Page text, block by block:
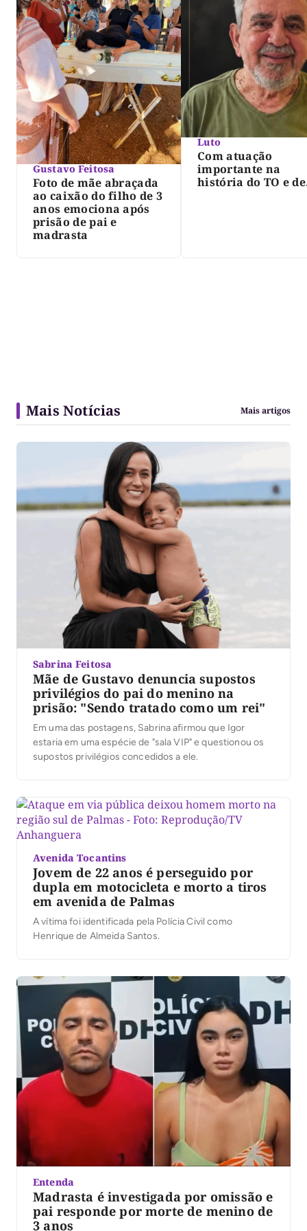
Gustavo Feitosa
Foto de mãe abraçada
ao caixão do filho de 3
anos emociona após
prisão de pai e
madrasta
Luto
Com atuação
importante na
história do TO e de
Mais Notícias Mais artigos
Sabrina Feitosa
Mãe de Gustavo denuncia supostos
privilégios do pai do menino na
prisão: "Sendo tratado como um rei"
Em uma das postagens, Sabrina afirmou que Igor
estaria em uma espécie de "sala VIP" e questionou os
supostos privilégios concedidos a ele.
Avenida Tocantins
Jovem de 22 anos é perseguido por
dupla em motocicleta e morto a tiros
em avenida de Palmas
A vítima foi identificada pela Polícia Civil como
Henrique de Almeida Santos.
Entenda
Madrasta é investigada por omissão e
pai responde por morte de menino de
3 anos